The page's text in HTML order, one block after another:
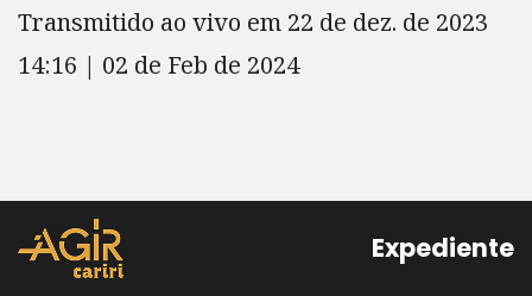
Transmitido ao vivo em 22 de dez. de 2023
14:16 | 02 de Feb de 2024
Expediente